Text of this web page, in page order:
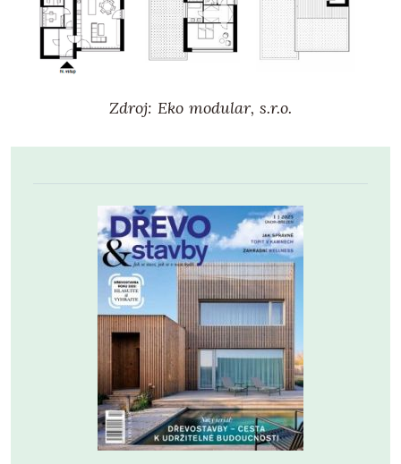
Zdroj: Eko modular, s.r.o.